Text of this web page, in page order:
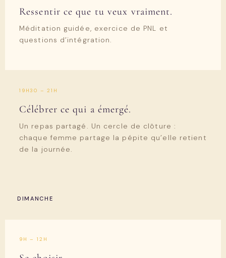
Ressentir ce que tu veux vraiment.
Méditation guidée, exercice de PNL et
questions d’intégration.
19H30 – 21H
Célébrer ce qui a émergé.
Un repas partagé. Un cercle de clôture :
chaque femme partage la pépite qu’elle retient
de la journée.
DIMANCHE
9H – 12H